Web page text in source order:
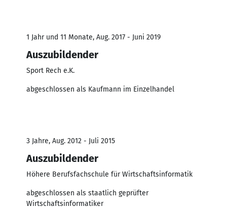
1 Jahr und 11 Monate, Aug. 2017 - Juni 2019
Auszubildender
Sport Rech e.K.
abgeschlossen als Kaufmann im Einzelhandel
3 Jahre, Aug. 2012 - Juli 2015
Auszubildender
Höhere Berufsfachschule für Wirtschaftsinformatik
abgeschlossen als staatlich geprüfter
Wirtschaftsinformatiker